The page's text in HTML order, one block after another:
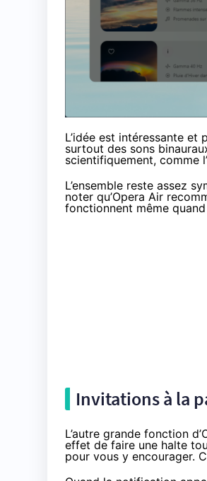
L’idée est intéressante et
surtout des sons
scientifiquement, comme
L’ensemble reste assez
noter qu’Opera Air
fonctionnent même
Invitations à la
L’autre grande fonction
effet de faire une halte
pour vous y encourager.